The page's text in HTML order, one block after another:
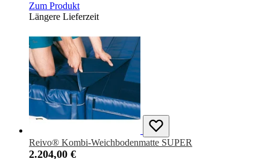
Zum Produkt
Längere Lieferzeit
Reivo® Kombi-Weichbodenmatte SUPER
2.204,00 €